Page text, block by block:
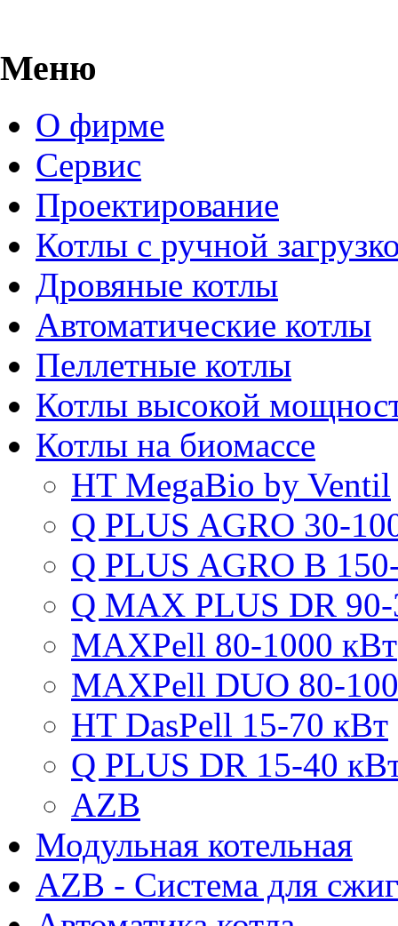
Меню
О фирме
Сервис
Проектирование
Котлы с ручной
Дровяные котлы
Автоматические котлы
Пеллетные котлы
Котлы высокой
Котлы на биомассе
HT MegaBio by Ventil
Q PLUS AGRO 30-
Q PLUS AGRO B
Q MAX PLUS DR
MAXPell 80-1000 кВт
MAXPell DUO 80-
HT DasPell 15-70 кВт
Q PLUS DR 15-40
AZB
Модульная котельная
AZB - Система для